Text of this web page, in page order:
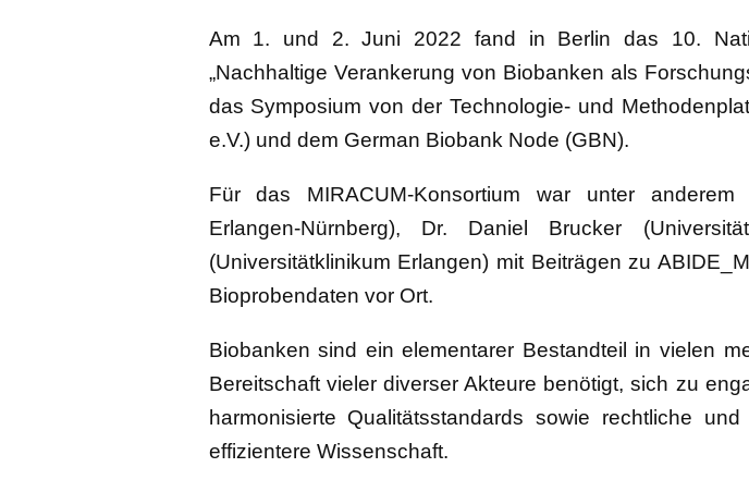
Am 1. und 2. Juni 2022 fand in Berlin das 10.
„Nachhaltige Verankerung von Biobanken als
das Symposium von der Technologie- und
e.V.) und dem German Biobank Node (GBN).
Für das MIRACUM-Konsortium war unter anderem
Erlangen-Nürnberg), Dr. Daniel Brucker
(Universitätklinikum Erlangen) mit Beiträgen zu
Bioprobendaten vor Ort.
Biobanken sind ein elementarer Bestandteil in vielen
Bereitschaft vieler diverser Akteure benötigt, sich zu
harmonisierte Qualitätsstandards sowie rechtliche
effizientere Wissenschaft.